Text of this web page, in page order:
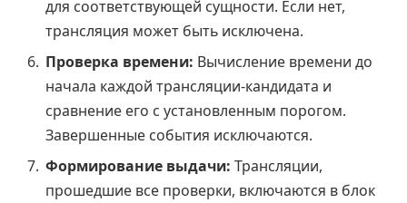
для соответствующей сущности. Если нет,
трансляция может быть исключена.
Проверка времени: Вычисление времени до
начала каждой трансляции-кандидата и
сравнение его с установленным порогом.
Завершенные события исключаются.
Формирование выдачи: Трансляции,
прошедшие все проверки, включаются в блок